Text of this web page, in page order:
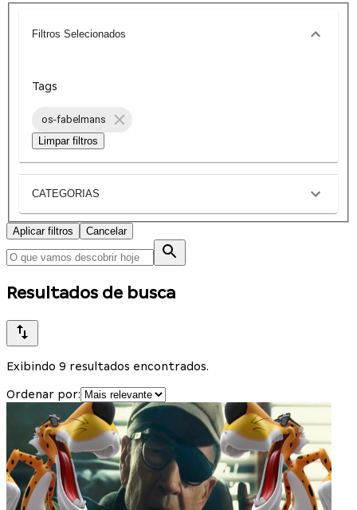
Filtros Selecionados
Tags
os-fabelmans
Limpar filtros
CATEGORIAS
Aplicar filtros Cancelar
Resultados de busca
Exibindo 9 resultados encontrados.
Ordenar por: